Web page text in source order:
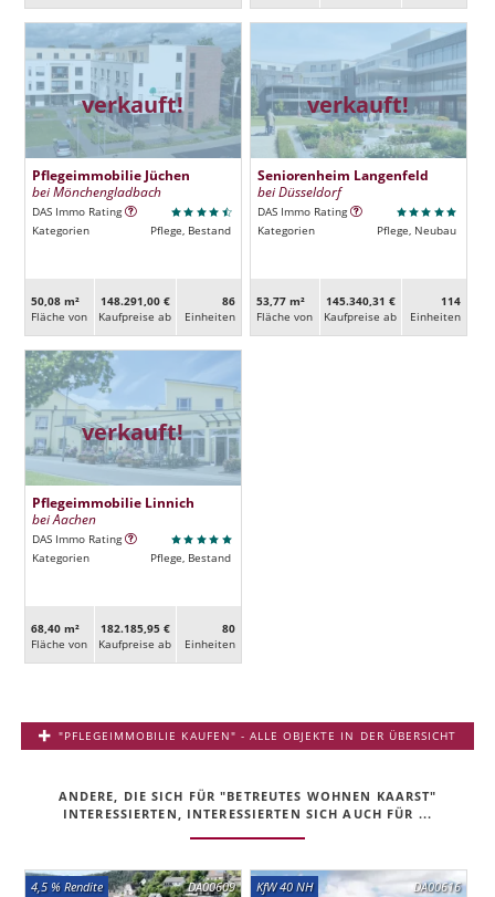
verkauft!
Pflegeimmobilie Jüchen
bei Mönchengladbach
DAS Immo Rating
Kategorien
Pflege, Bestand
50,08 m²
Fläche von
148.291,00 €
Kaufpreise ab
86
Ein­heiten
verkauft!
Seniorenheim Langenfeld
bei Düsseldorf
DAS Immo Rating
Kategorien
Pflege, Neubau
53,77 m²
Fläche von
145.340,31 €
Kaufpreise ab
114
Ein­heiten
verkauft!
Pflegeimmobilie Linnich
bei Aachen
DAS Immo Rating
Kategorien
Pflege, Bestand
68,40 m²
Fläche von
182.185,95 €
Kaufpreise ab
80
Ein­heiten
"PFLEGEIMMOBILIE KAUFEN" - ALLE OBJEKTE IN DER ÜBERSICHT
ANDERE, DIE SICH FÜR "BETREUTES WOHNEN KAARST"
INTERESSIERTEN, INTERESSIERTEN SICH AUCH FÜR ...
DA00609
4,5 % Rendite DA00616
KfW 40 NH